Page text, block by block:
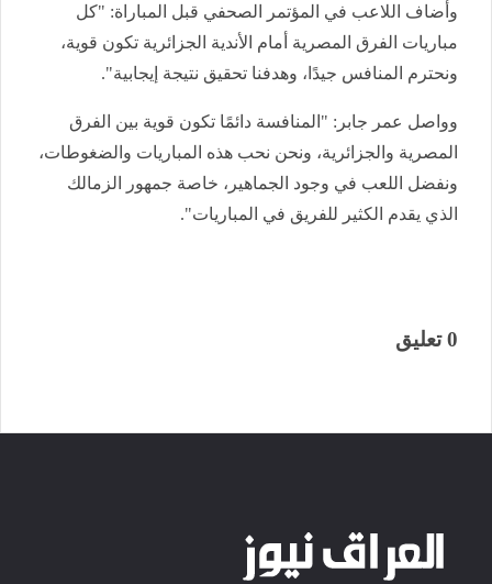
وأضاف اللاعب في المؤتمر الصحفي قبل المباراة: "كل
مباريات الفرق المصرية أمام الأندية الجزائرية تكون قوية،
ونحترم المنافس جيدًا، وهدفنا تحقيق نتيجة إيجابية".
وواصل عمر جابر: "المنافسة دائمًا تكون قوية بين الفرق
المصرية والجزائرية، ونحن نحب هذه المباريات والضغوطات،
ونفضل اللعب في وجود الجماهير، خاصة جمهور الزمالك
الذي يقدم الكثير للفريق في المباريات".
0 تعليق